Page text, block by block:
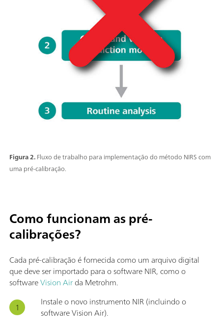
Figura 2.Fluxo de trabalho para implementação do método NIRS com
uma pré-calibração.
Como funcionam as pré-
calibrações?
Cada pré-calibração é fornecida como um arquivo digital
que deve ser importado para o software NIR, como o
softwareVision Airda Metrohm.
Instale o novo instrumento NIR (incluindo o
software Vision Air).